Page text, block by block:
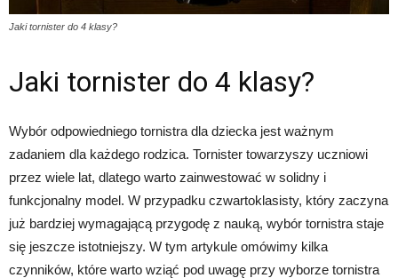
Jaki tornister do 4 klasy?
Jaki tornister do 4 klasy?
Wybór odpowiedniego tornistra dla dziecka jest ważnym
zadaniem dla każdego rodzica. Tornister towarzyszy uczniowi
przez wiele lat, dlatego warto zainwestować w solidny i
funkcjonalny model. W przypadku czwartoklasisty, który zaczyna
już bardziej wymagającą przygodę z nauką, wybór tornistra staje
się jeszcze istotniejszy. W tym artykule omówimy kilka
czynników, które warto wziąć pod uwagę przy wyborze tornistra